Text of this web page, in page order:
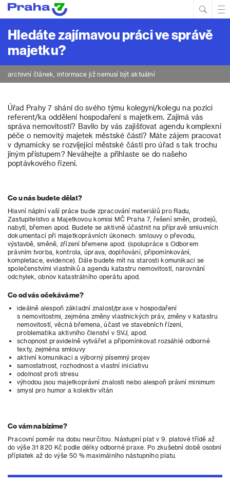
Hledáte zajímavou práci ve správě
majetku?
archivní článek, informace již nemusí být aktuální
Úřad Prahy 7 shání do svého týmu kolegyni/kolegu na pozici
referent/ka oddělení hospodaření s majetkem. Zajímá vás
správa nemovitostí? Bavilo by vás zajišťovat agendu komplexní
péče o nemovitý majetek městské části? Máte zájem pracovat
v dynamicky se rozvíjející městské části pro úřad s tak trochu
jiným přístupem? Neváhejte a přihlaste se do našeho
poptávkového řízení.
Co u nás budete dělat?
Hlavní náplní vaší práce bude zpracování materiálů pro Radu,
Zastupitelstvo a Majetkovou komisi MČ Praha 7, řešení směn, prodejů,
nabytí, břemen apod. Budete se aktivně účastnit na přípravě smluvních
dokumentací při majetkoprávních úkonech: smlouvy o převodu,
výstavbě, směně, zřízení břemene apod. (spolupráce s Odborem
právním tvorba, kontrola, úprava, doplňování, připomínkování,
kompletace, evidence). Dále budete mít na starosti komunikaci se
společenstvími vlastníků a agendu katastru nemovitostí, narovnání
odchylek, obnov katastrálního operátu apod.
Co od vás očekáváme?
ideálně alespoň základní znalost/praxe v hospodaření
s nemovitostmi, zejména změny vlastnických práv, změny v katastru
nemovitostí, věcná břemena, účast ve stavebních řízení,
problematika aktivního členství v SVJ, apod.
schopnost pravidelně vytvářet a připomínkovat rozsáhlé odborné
texty, zejména smlouvy
aktivní komunikaci a výborný písemný projev
samostatnost, rozhodnost a vlastní iniciativu
odolnost proti stresu
výhodou jsou majetkoprávní znalosti nebo alespoň právní minimum
smysl pro humor a kolektiv vítán
Co vám nabízíme?
Pracovní poměr na dobu neurčitou. Nástupní plat v 9. platové třídě až
do výše 31 820 Kč podle délky odborné praxe. Po zkušební době osobní
příplatek až do výše 50 % maximálního nástupního platu.